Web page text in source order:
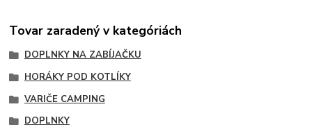
Tovar zaradený v kategóriách
DOPLNKY NA ZABÍJAČKU
HORÁKY POD KOTLÍKY
VARIČE CAMPING
DOPLNKY